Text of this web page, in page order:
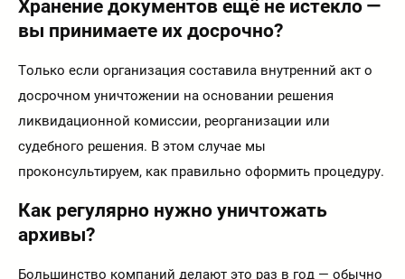
Хранение документов ещё не истекло —
вы принимаете их досрочно?
Только если организация составила внутренний акт о
досрочном уничтожении на основании решения
ликвидационной комиссии, реорганизации или
судебного решения. В этом случае мы
проконсультируем, как правильно оформить процедуру.
Как регулярно нужно уничтожать
архивы?
Большинство компаний делают это раз в год — обычно